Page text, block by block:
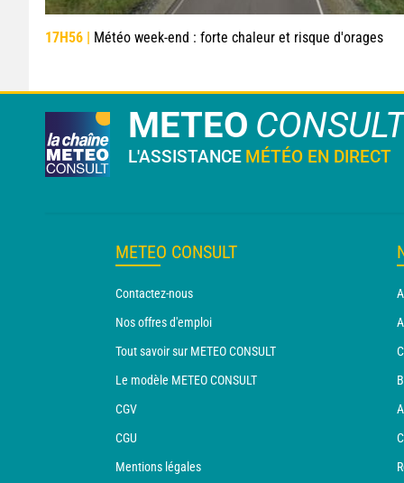
17H56 | Météo week-end : forte chaleur et risque d'orages
METEO
L'ASSISTANCE MÉTÉO EN DIRECT
METEO CONSULT
Contactez-nous
Nos offres d'emploi
Tout savoir sur METEO CONSULT
Le modèle METEO CONSULT
CGV
CGU
Mentions légales